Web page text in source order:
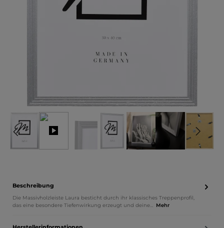
Beschreibung
Die Massivholzleiste Laura besticht durch ihr klassisches Treppenprofil,
das eine besondere Tiefenwirkung erzeugt und deine… Mehr